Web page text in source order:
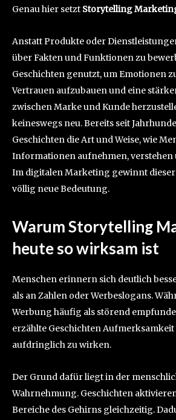
Genau hier setzt Storytelling
Anstatt Produkte oder
über Fakten und Funktionen zu
Geschichten genutzt, um Emotionen
Vertrauen aufzubauen und eine
zwischen Marke und Kunde
keineswegs neu. Bereits seit
Geschichten die Art und Weise, wie
Informationen aufnehmen, verstehen
Im digitalen Marketing gewinnt dieser
völlig neue Bedeutung.
Warum Storytelling
heute so wirksam ist
Menschen erinnern sich deutlich
als an Zahlen oder Werbeslogans.
Werbung häufig als störend
erzählte Geschichten
aufdringlich zu wirken.
Der Grund dafür liegt in der
Wahrnehmung. Geschichten
Bereiche des Gehirns gleichzeitig.